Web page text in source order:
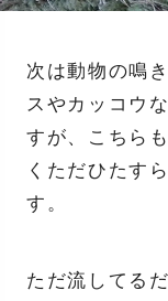
次は動物の鳴
スやカッコウ
すが、こちら
くただひたす
す。
ただ流してる